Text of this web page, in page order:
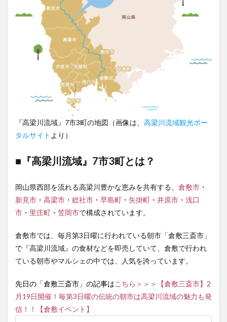
フェ
敷・
高梁
品々
ス
4
梁川
流域
2. 観
光ブ
ース
【高
梁川
流域
フェ
3. 郷
能ス
テー
ジ
『高梁川流域』7市3町の地図（画像は、 高梁川流域観光ポー
タルサイト より）
■『高梁川流域』7市3町とは？
岡山県西部を流れる高梁川豊かな恵みを共有する、 倉敷市 ・
新見市 ・ 高梁市 ・ 総社市 ・ 早島町 ・ 矢掛町 ・ 井原市 ・ 浅口
市 ・ 里庄町 ・ 笠岡市で構成されています。
倉敷市では、毎月第3日曜に行われている朝市「倉敷三斎市」
で『高梁川流域』の食材などを即売していて、倉敷で行われ
ている朝市やマルシェの中では、人気を誇っています。
先日の「倉敷三斎市」の記事はこちら＞＞＞【倉敷三斎市】2
月19日開催！毎第3日曜の伝統の朝市は高梁川流域の魅力も発
信！！【倉敷イベント】